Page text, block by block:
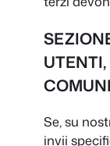
Se, su
invii